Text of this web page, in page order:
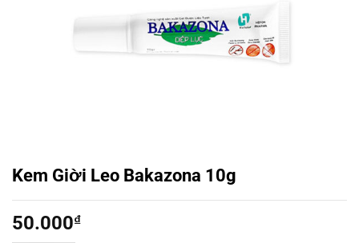
Kem Giời Leo Bakazona 10g
50.000₫